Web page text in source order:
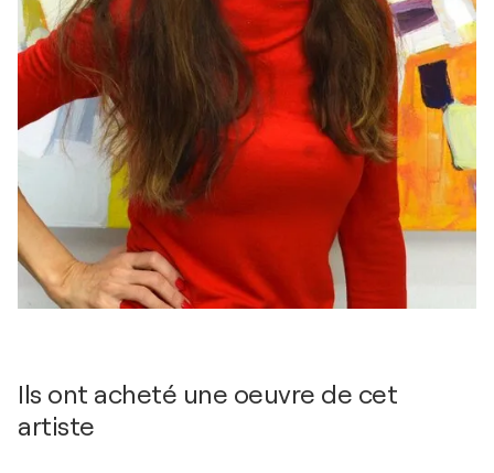
Ils ont acheté une oeuvre de cet
artiste